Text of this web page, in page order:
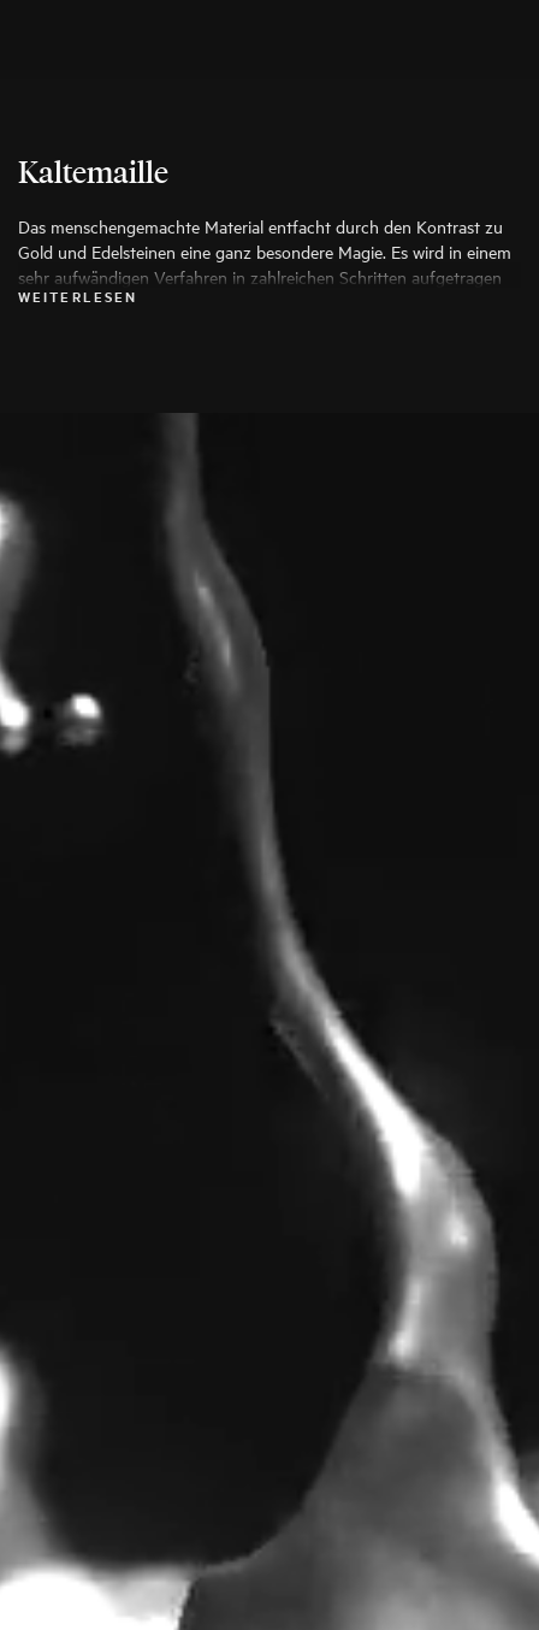
Kaltemaille
Das menschengemachte Material entfacht durch den Kontrast zu
Gold und Edelsteinen eine ganz besondere Magie. Es wird in einem
sehr aufwändigen Verfahren in zahlreichen Schritten aufgetragen
und für seine Strapazierfähigkeit, hohen Tragekomfort und die
WEITERLESEN